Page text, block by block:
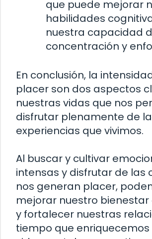
que puede mejorar
habilidades
nuestra capacidad
concentración y
En conclusión, la
placer son dos aspectos
nuestras vidas que nos
disfrutar plenamente de
experiencias que vivimos.
Al buscar y cultivar
intensas y disfrutar de las
nos generan placer,
mejorar nuestro
y fortalecer nuestras
tiempo que